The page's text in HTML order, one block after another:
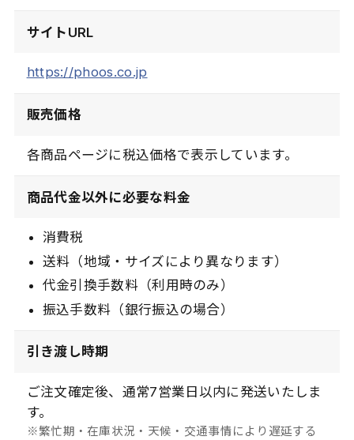
サイトURL
https://phoos.co.jp
販売価格
各商品ページに税込価格で表示しています。
商品代金以外に必要な料金
消費税
送料（地域・サイズにより異なります）
代金引換手数料（利用時のみ）
振込手数料（銀行振込の場合）
引き渡し時期
ご注文確定後、通常7営業日以内に発送いたしま
す。
※繁忙期・在庫状況・天候・交通事情により遅延する